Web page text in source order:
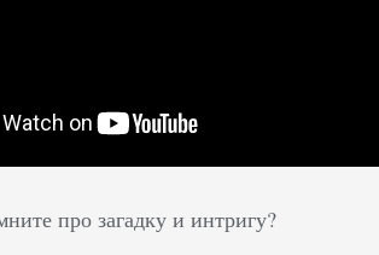
про загадку и интригу?